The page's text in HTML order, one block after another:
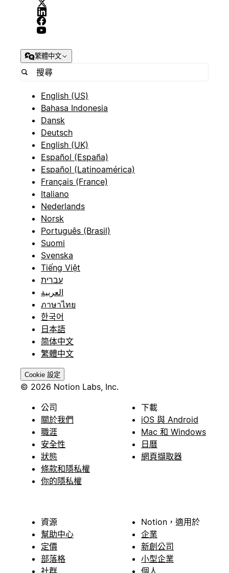
繁體中文
English (US)
Bahasa Indonesia
Dansk
Deutsch
English (UK)
Español (España)
Español (Latinoamérica)
Français (France)
Italiano
Nederlands
Norsk
Português (Brasil)
Suomi
Svenska
Tiếng Việt
עברית
العربية
ภาษาไทย
한국어
日本語
简体中文
繁體中文
Cookie 設定
© 2026 Notion Labs, Inc.
公司
關於我們
職涯
安全性
狀態
條款和隱私權
你的隱私權
下載
iOS 與 Android
Mac 和 Windows
日曆
網頁擷取器
資源
幫助中心
定價
部落格
Notion，適用於
企業
新創公司
小型企業